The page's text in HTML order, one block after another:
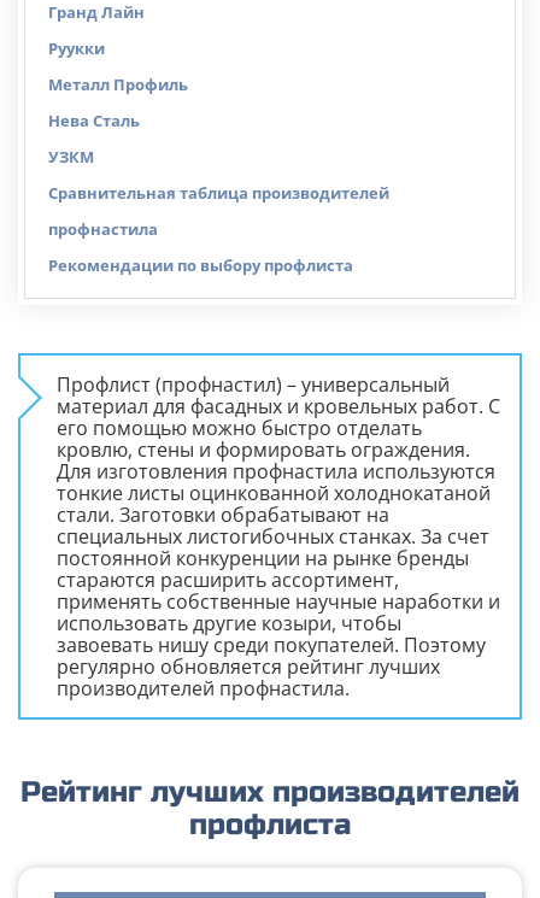
Гранд Лайн
Руукки
Металл Профиль
Нева Сталь
УЗКМ
Сравнительная таблица производителей
профнастила
Рекомендации по выбору профлиста
Профлист (профнастил) – универсальный
материал для фасадных и кровельных работ. С
его помощью можно быстро отделать
кровлю, стены и формировать ограждения.
Для изготовления профнастила используются
тонкие листы оцинкованной холоднокатаной
стали. Заготовки обрабатывают на
специальных листогибочных станках. За счет
постоянной конкуренции на рынке бренды
стараются расширить ассортимент,
применять собственные научные наработки и
использовать другие козыри, чтобы
завоевать нишу среди покупателей. Поэтому
регулярно обновляется рейтинг лучших
производителей профнастила.
Рейтинг лучших производителей
профлиста